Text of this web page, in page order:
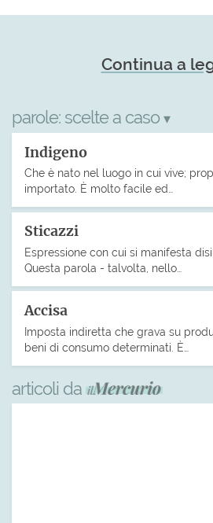
Continua a
parole: scelte a caso ▾
Indigeno
Che è nato nel luogo in cui vive;
importato. È molto facile ed…
Sticazzi
Espressione con cui si manifesta
Questa parola - talvolta, nello…
Accisa
Imposta indiretta che grava su
beni di consumo determinati. È…
articoli da